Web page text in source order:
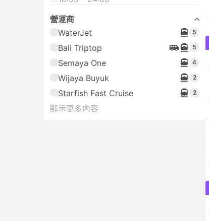
營運商
WaterJet
5
Bali Triptop 5
Semaya One 4
Wijaya Buyuk 2
Starfish Fast Cruise 2
顯示更多內容